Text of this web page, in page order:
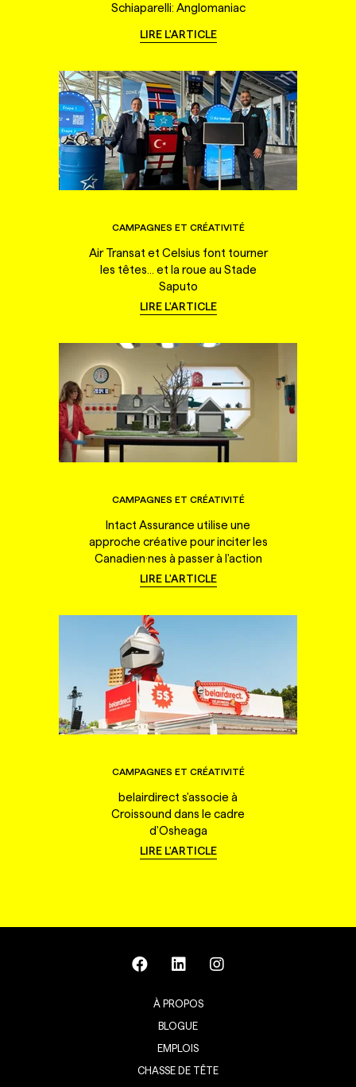
Schiaparelli: Anglomaniac
LIRE L'ARTICLE
CAMPAGNES ET CRÉATIVITÉ
Air Transat et Celsius font tourner
les têtes... et la roue au Stade
Saputo
LIRE L'ARTICLE
CAMPAGNES ET CRÉATIVITÉ
Intact Assurance utilise une
approche créative pour inciter les
Canadien·nes à passer à l'action
LIRE L'ARTICLE
CAMPAGNES ET CRÉATIVITÉ
belairdirect s'associe à
Croissound dans le cadre
d'Osheaga
LIRE L'ARTICLE
À PROPOS
BLOGUE
EMPLOIS
CHASSE DE TÊTE